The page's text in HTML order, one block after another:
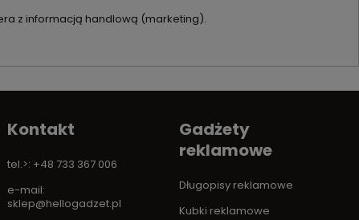
z informacją handlową (marketing).
Kontakt
tel.>: +48 733 367 006
e-mail:
sklep@hellogadzet.pl
Gadżety
reklamowe
Długopisy reklamowe
Kubki reklamowe